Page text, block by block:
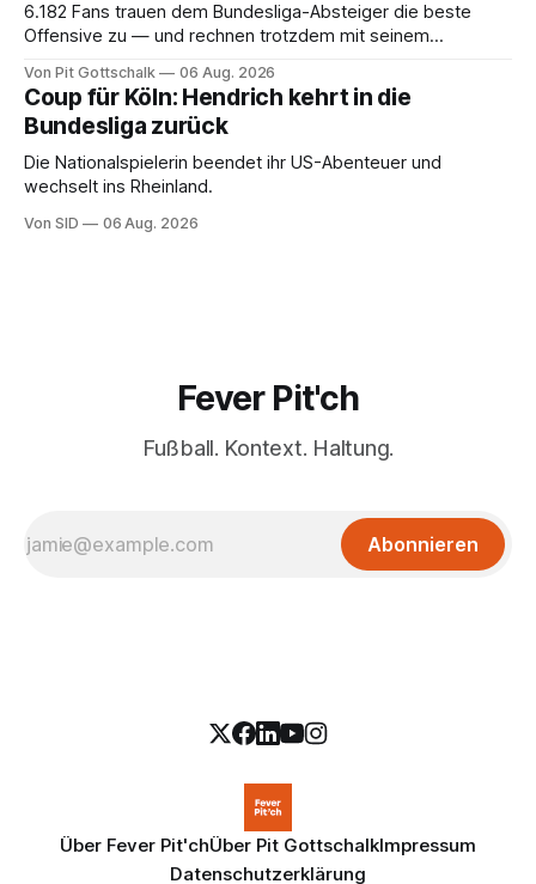
6.182 Fans trauen dem Bundesliga-Absteiger die beste
Offensive zu — und rechnen trotzdem mit seinem
Lokalrivale in Niedersachsen.
Von Pit Gottschalk 06 Aug. 2026
Coup für Köln: Hendrich kehrt in die
Bundesliga zurück
Die Nationalspielerin beendet ihr US-Abenteuer und
wechselt ins Rheinland.
Von SID 06 Aug. 2026
Fever Pit'ch
Fußball. Kontext. Haltung.
Abonnieren
Über Fever Pit'chÜber Pit GottschalkImpressum
Datenschutzerklärung